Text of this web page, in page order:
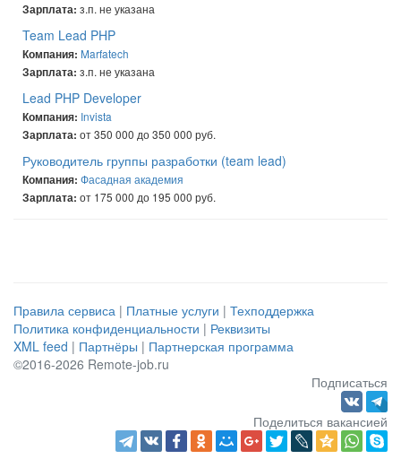
Зарплата: з.п. не указана
Team Lead PHP
Компания: Marfatech
Зарплата: з.п. не указана
Lead PHP Developer
Компания: Invista
Зарплата: от 350 000 до 350 000 руб.
Руководитель группы разработки (team lead)
Компания: Фасадная академия
Зарплата: от 175 000 до 195 000 руб.
Правила сервиса | Платные услуги | Техподдержка
Политика конфиденциальности | Реквизиты
XML feed | Партнёры | Партнерская программа
©2016-2026 Remote-job.ru
Подписаться
Поделиться вакансией